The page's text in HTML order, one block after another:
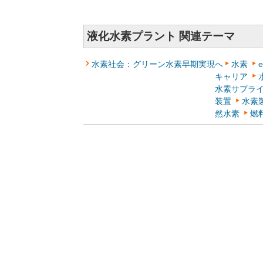
液化水素プラント 関連テーマ
水素社会：グリーン水素早期実現へ 水素
キャリア
水素サプラ
装置
水素
然水素
燃